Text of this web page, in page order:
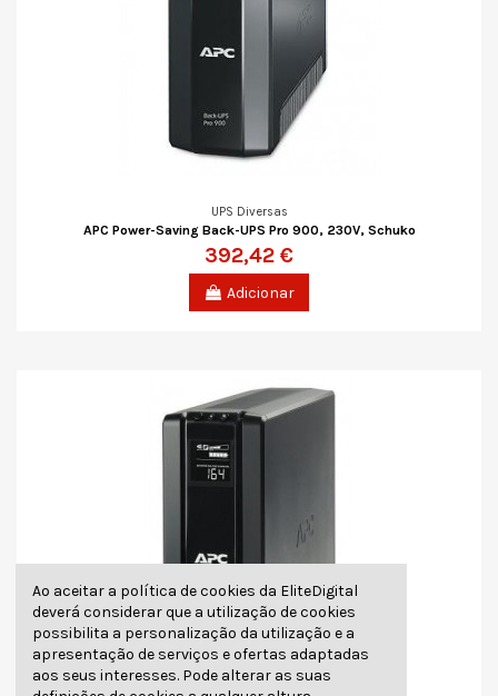
UPS Diversas
APC Power-Saving Back-UPS Pro 900, 230V, Schuko
392,42 €
Adicionar
Ao aceitar a política de cookies da EliteDigital
deverá considerar que a utilização de cookies
possibilita a personalização da utilização e a
apresentação de serviços e ofertas adaptadas
aos seus interesses. Pode alterar as suas